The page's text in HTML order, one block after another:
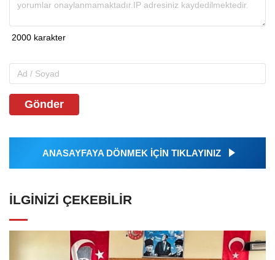
Gönder
ANASAYFAYA DÖNMEK İÇİN TIKLAYINIZ
İLGINIZI ÇEKEBILIR